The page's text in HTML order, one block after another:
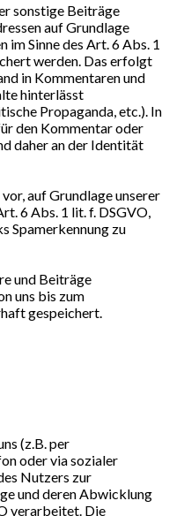
sonstige Beiträge
auf Grundlage
im Sinne des Art. 6 Abs. 1
werden. Das erfolgt
in Kommentaren und
hinterlässt
Propaganda, etc.). In
den Kommentar oder
daher an der Identität
auf Grundlage unserer
6 Abs. 1 lit. f. DSGVO,
Spamerkennung zu
und Beiträge
uns bis zum
gespeichert.
(z.B. per
oder via sozialer
Nutzers zur
und deren Abwicklung
verarbeitet. Die